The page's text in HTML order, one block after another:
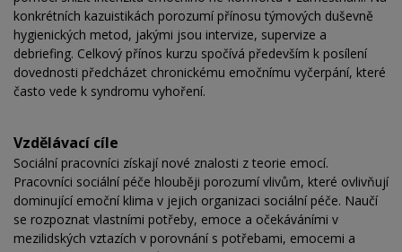
konkrétních kazuistikách porozumí přínosu týmových duševně
hygienických metod, jakými jsou intervize, supervize a
debriefing. Celkový přínos kurzu spočívá především k posílení
dovednosti předcházet chronickému emočnímu vyčerpání, které
často vede k syndromu vyhoření.
Vzdělávací cíle
Sociální pracovníci získají nové znalosti z teorie emocí.
Pracovníci sociální péče hlouběji porozumí vlivům, které ovlivňují
dominující emoční klima v jejich organizaci sociální péče. Naučí
se rozpoznat vlastními potřeby, emoce a očekáváními v
mezilidských vztazích v porovnání s potřebami, emocemi a